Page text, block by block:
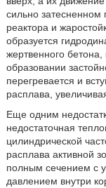
сильно
реактора и
образуется
жертвенного
образовании
перегревается и
расплава,
Еще одним
недостаточная
цилиндрической
расплава активной
полным сечением с
давлением внутри